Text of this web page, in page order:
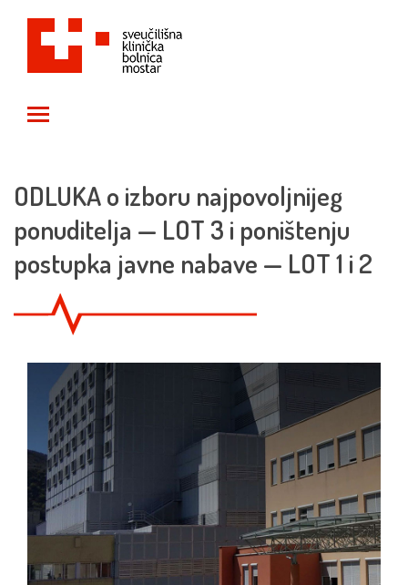
ODLUKA o izboru najpovoljnijeg
ponuditelja — LOT 3 i poništenju
postupka javne nabave — LOT 1 i 2